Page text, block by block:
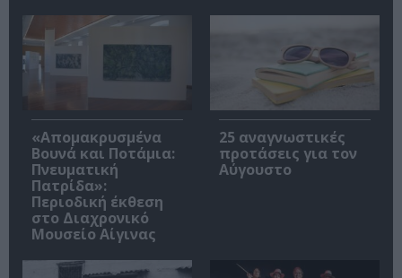
«Απομακρυσμένα
Βουνά και Ποτάμια:
Πνευματική
Πατρίδα»:
Περιοδική έκθεση
στο Διαχρονικό
Μουσείο Αίγινας
25 αναγνωστικές
προτάσεις για τον
Αύγουστο